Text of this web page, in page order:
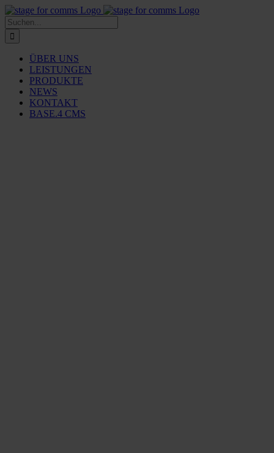
Zum
Inhalt
springen
Suche
nach:
ÜBER UNS
LEISTUNGEN
PRODUKTE
NEWS
KONTAKT
BASE.4 CMS